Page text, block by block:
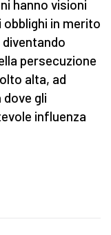
hanno visioni
in merito
persecuzione
alta, ad
gli
influenza